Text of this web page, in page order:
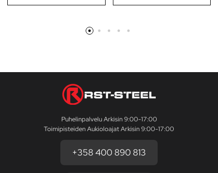
Puhelinpalvelu Arkisin 9:00-17:00
Toimipisteiden Aukioloajat Arkisin 9:00-17:00
+358 400 890 813